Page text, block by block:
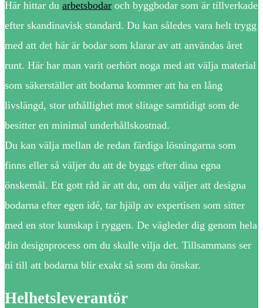
Här hittar du arbetsbodar och byggbodar som är tillverkade
efter skandinavisk standard. Du kan således vara helt trygg
med att det här är bodar som klarar av att användas året
runt. Här har man varit oerhört noga med att välja material
som säkerställer att bodarna kommer att ha en lång
livslängd, stor uthållighet mot slitage samtidigt som de
besitter en minimal underhållskostnad.
Du kan välja mellan de redan färdiga lösningarna som
finns eller så väljer du att de byggs efter dina egna
önskemål. Ett gott råd är att du, om du väljer att designa
bodarna efter egen idé, tar hjälp av expertisen som sitter
med en stor kunskap i ryggen. De vägleder dig genom hela
din designprocess om du skulle vilja det. Tillsammans ser
ni till att bodarna blir exakt så som du önskar.
Helhetsleverantör